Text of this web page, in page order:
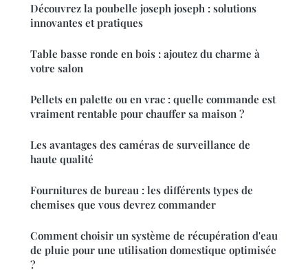
Découvrez la poubelle joseph joseph : solutions
innovantes et pratiques
Table basse ronde en bois : ajoutez du charme à
votre salon
Pellets en palette ou en vrac : quelle commande est
vraiment rentable pour chauffer sa maison ?
Les avantages des caméras de surveillance de
haute qualité
Fournitures de bureau : les différents types de
chemises que vous devrez commander
Comment choisir un système de récupération d'eau
de pluie pour une utilisation domestique optimisée
?